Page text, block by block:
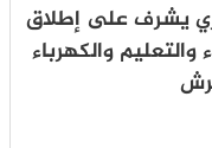
يشرف على إطلاق
والكهرباء